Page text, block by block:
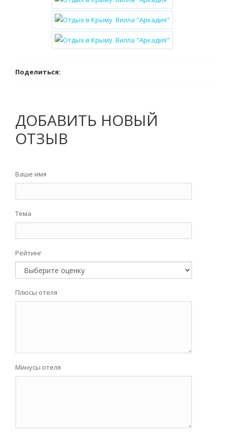
Поделиться:
ДОБАВИТЬ НОВЫЙ
ОТЗЫВ
Ваше имя
Тема
Рейтинг
Плюсы отеля
Минусы отеля